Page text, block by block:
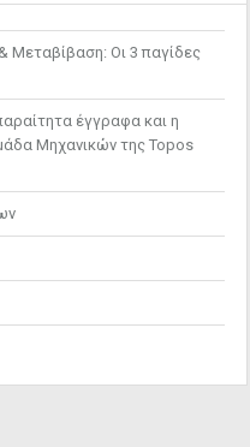
Μεταβίβαση: Οι 3 παγίδες
έγγραφα και η
Μηχανικών της Topos